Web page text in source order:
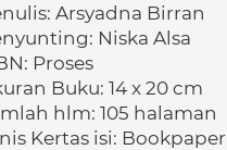
Arsyadna Birran
Niska Alsa
Proses
Buku: 14 x 20 cm
hlm: 105 halaman
Kertas isi: Bookpaper